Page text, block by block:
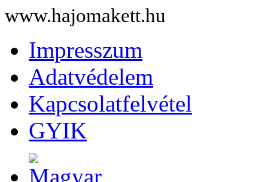
www.hajomakett.hu
Impresszum
Adatvédelem
Kapcsolatfelvétel
GYIK